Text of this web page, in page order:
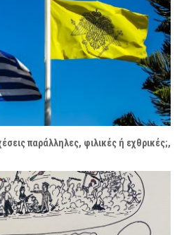
παράλληλες, φιλικές ή εχθρικές;,